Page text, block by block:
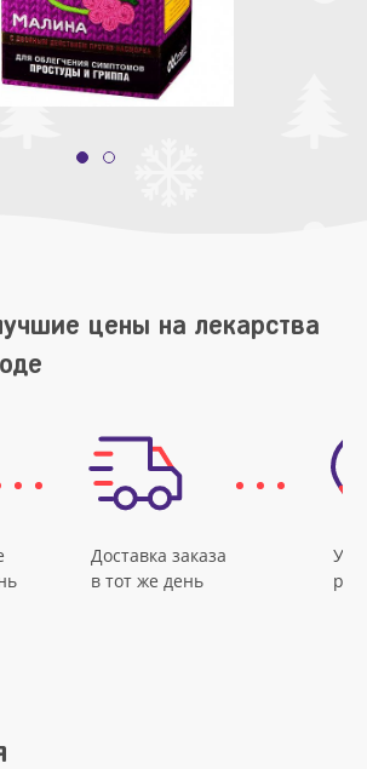
цены на лекарства
Доставка заказа
в тот же день